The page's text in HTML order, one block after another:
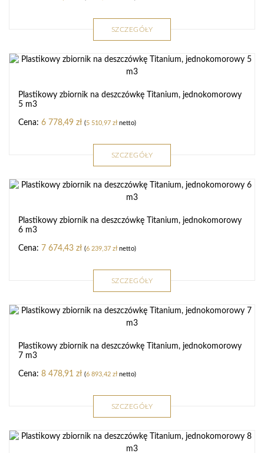
SZCZEGÓŁY
Plastikowy zbiornik na deszczówkę Titanium, jednokomorowy
5 m3
6 778,49 zł (5 510,97 złnetto)
SZCZEGÓŁY
Plastikowy zbiornik na deszczówkę Titanium, jednokomorowy
6 m3
7 674,43 zł (6 239,37 złnetto)
SZCZEGÓŁY
Plastikowy zbiornik na deszczówkę Titanium, jednokomorowy
7 m3
8 478,91 zł (6 893,42 złnetto)
SZCZEGÓŁY